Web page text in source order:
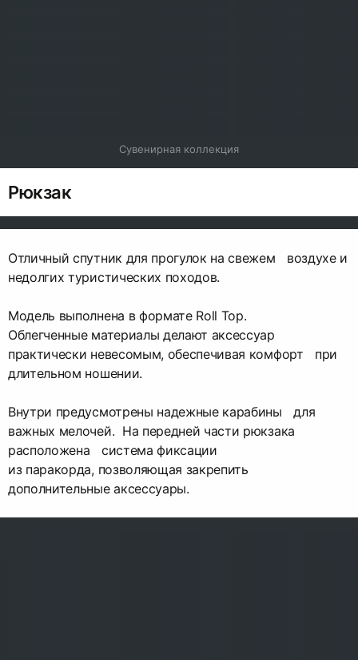
Сувенирная коллекция
Рюкзак
Отличный спутник для прогулок на свежем воздухе и
недолгих туристических походов.
Модель выполнена в формате Roll Top.
Облегченные материалы делают аксессуар
практически невесомым, обеспечивая комфорт при
длительном ношении.
Внутри предусмотрены надежные карабины для
важных мелочей. На передней части рюкзака
расположена система фиксации
из паракорда, позволяющая закрепить
дополнительные аксессуары.